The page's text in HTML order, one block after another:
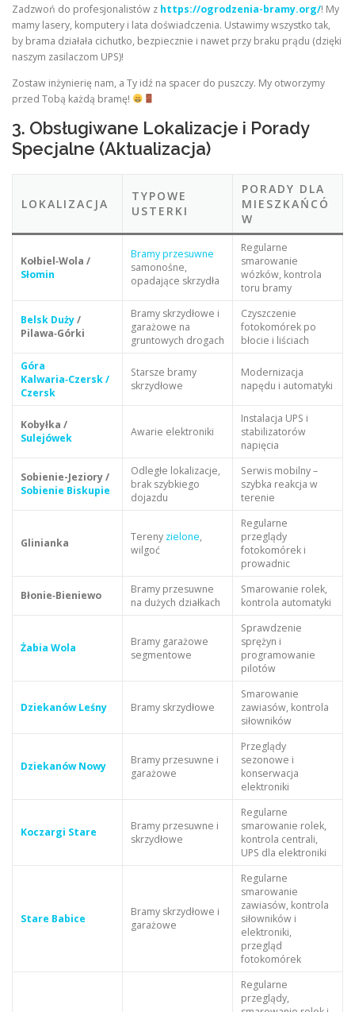
Zadzwoń do profesjonalistów z https://ogrodzenia-bramy.org/! My
mamy lasery, komputery i lata doświadczenia. Ustawimy wszystko tak,
by brama działała cichutko, bezpiecznie i nawet przy braku prądu (dzięki
naszym zasilaczom UPS)!
Zostaw inżynierię nam, a Ty idź na spacer do puszczy. My otworzymy
przed Tobą każdą bramę!
3. Obsługiwane Lokalizacje i Porady
Specjalne (Aktualizacja)
LOKALIZACJA
TYPOWE
USTERKI
PORADY DLA
MIESZKAŃCÓ
W
Kołbiel‑Wola /
Słomin
Bramy przesuwne
samonośne,
opadające skrzydła
Regularne
smarowanie
wózków, kontrola
toru bramy
Belsk Duży/
Pilawa‑Górki
Bramy skrzydłowe i
garażowe na
gruntowych drogach
Czyszczenie
fotokomórek po
błocie i liściach
Góra
Kalwaria‑Czersk /
Czersk
Starsze bramy
skrzydłowe
Modernizacja
napędu i automatyki
Kobyłka /
Sulejówek
Awarie elektroniki
Instalacja UPS i
stabilizatorów
napięcia
Sobienie-Jeziory /
Sobienie Biskupie
Odległe lokalizacje,
brak szybkiego
dojazdu
Serwis mobilny –
szybka reakcja w
terenie
Glinianka Tereny zielone,
wilgoć
Regularne
przeglądy
fotokomórek i
prowadnic
Błonie‑Bieniewo
Bramy przesuwne
na dużych działkach
Smarowanie rolek,
kontrola automatyki
Żabia Wola
Bramy garażowe
segmentowe
Sprawdzenie
sprężyn i
programowanie
pilotów
Dziekanów Leśny Bramy skrzydłowe
Smarowanie
zawiasów, kontrola
siłowników
Dziekanów Nowy
Bramy przesuwne i
garażowe
Przeglądy
sezonowe i
konserwacja
elektroniki
Koczargi Stare
Bramy przesuwne i
skrzydłowe
Regularne
smarowanie rolek,
kontrola centrali,
UPS dla elektroniki
Stare Babice
Bramy skrzydłowe i
garażowe
Regularne
smarowanie
zawiasów, kontrola
siłowników i
elektroniki,
przegląd
fotokomórek
Regularne
przeglądy,